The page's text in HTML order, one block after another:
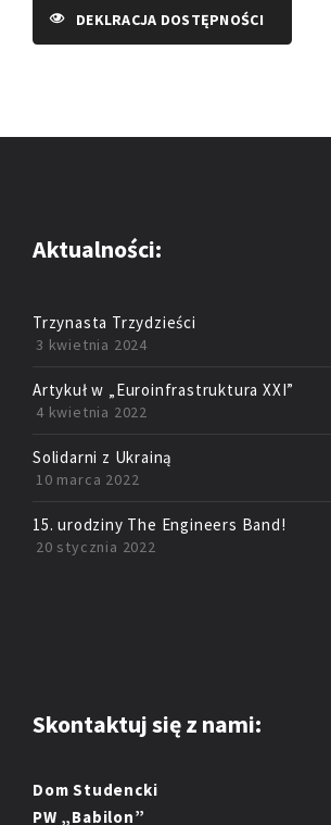
DEKLRACJA DOSTĘPNOŚCI
Aktualności:
Trzynasta Trzydzieści
3 kwietnia 2024
Artykuł w „Euroinfrastruktura XXI”
4 kwietnia 2022
Solidarni z Ukrainą
10 marca 2022
15. urodziny The Engineers Band!
20 stycznia 2022
Skontaktuj się z nami:
Dom Studencki
PW „Babilon”